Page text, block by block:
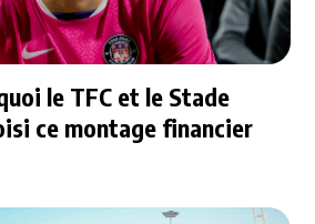
le TFC et le Stade
ce montage financier